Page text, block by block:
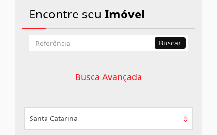
Encontre seu Imóvel
Busca
Buscar
Busca Avançada
Santa Catarina